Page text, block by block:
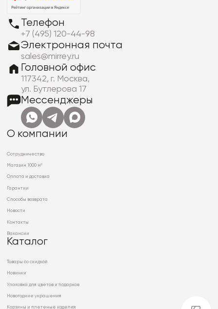
Телефон
+7 (495) 120-44-98
Электронная почта
sales@mirrey.ru
Головной офис
117342, г. Москва,
ул. Бутлерова 17
Мессенджеры
О компании
Сотрудничество
Магазин 1000 м²
Оплата и доставка
Гарантии
Способы возврата
Новости
Контакты
Вакансии
Каталог
Товары со скидкой
Новинки
Упаковка для цветов и подарков
Новогодние украшения
Корзины и плетеные изделия